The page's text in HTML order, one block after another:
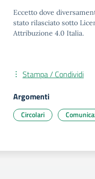
Eccetto dove
stato rilasciato sotto
Attribuzione 4.0 Italia.
Stampa / Condividi
Argomenti
Circolari